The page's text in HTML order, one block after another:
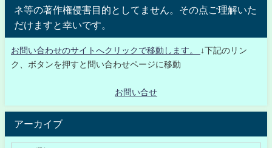
ネ等の著作権侵害目的としてません。その点ご理解いた
だけますと幸いです。
お問い合わせのサイトへクリックで移動します。
↓下記のリン
ク、ボタンを押すと問い合わせページに移動
お問い合せ
アーカイブ